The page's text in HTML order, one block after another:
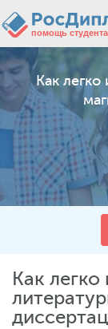
Как
Как